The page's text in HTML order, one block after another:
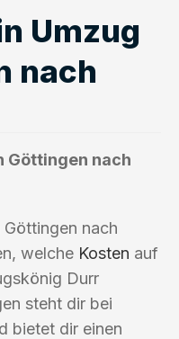
Umzug
nach
Göttingen nach
nach
welche Kosten auf
Durr
steht dir bei
bietet dir einen